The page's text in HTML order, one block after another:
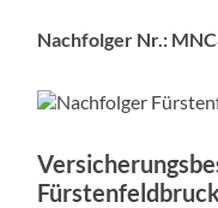
Nachfolger Nr.: